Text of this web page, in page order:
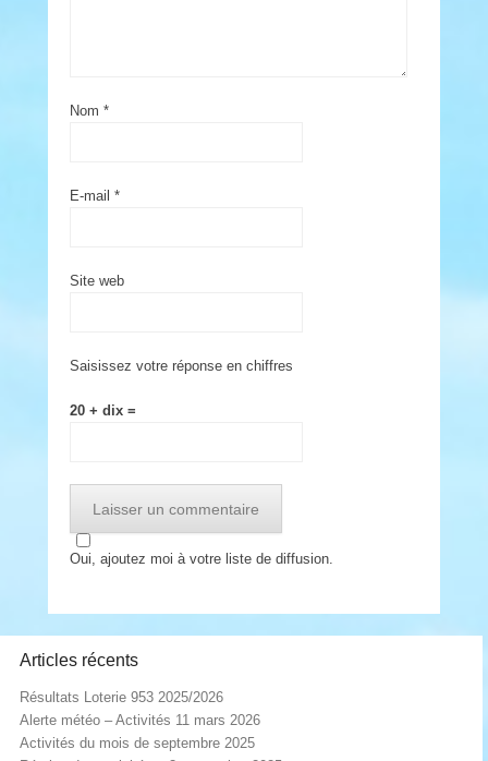
Nom *
E-mail *
Site web
Saisissez votre réponse en chiffres
20 + dix =
Oui, ajoutez moi à votre liste de diffusion.
Articles récents
Résultats Loterie 953 2025/2026
Alerte météo – Activités 11 mars 2026
Activités du mois de septembre 2025